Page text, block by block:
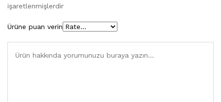
işaretlenmişlerdir
Ürüne puan verin